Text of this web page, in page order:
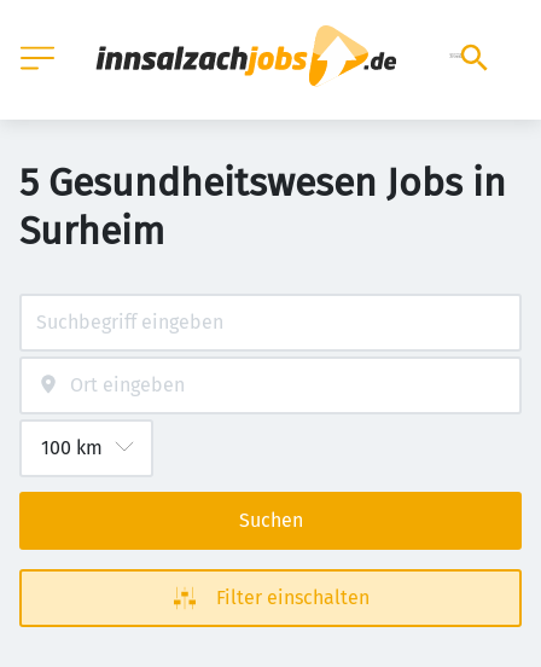
5 Gesundheitswesen Jobs in
Surheim
Suchen
Filter einschalten